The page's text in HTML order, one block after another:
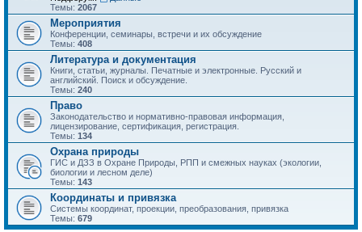
Темы: 2067
Мероприятия
Конференции, семинары, встречи и их обсуждение
Темы: 408
Литература и документация
Книги, статьи, журналы. Печатные и электронные. Русский и
английский. Поиск и обсуждение.
Темы: 240
Право
Законодательство и нормативно-правовая информация,
лицензирование, сертификация, регистрация.
Темы: 134
Охрана природы
ГИС и ДЗЗ в Охране Природы, РПП и смежных науках (экологии,
биологии и лесном деле)
Темы: 143
Координаты и привязка
Системы координат, проекции, преобразования, привязка
Темы: 679